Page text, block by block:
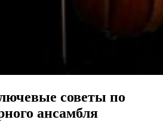
советы по
ансамбля